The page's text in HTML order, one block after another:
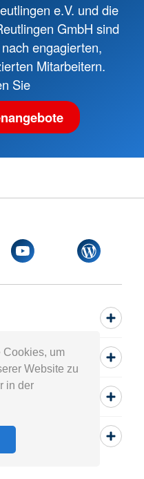
Cookies, um
Website zu
in der
e.V. und die
GmbH sind
engagierten,
Mitarbeitern.
Sie